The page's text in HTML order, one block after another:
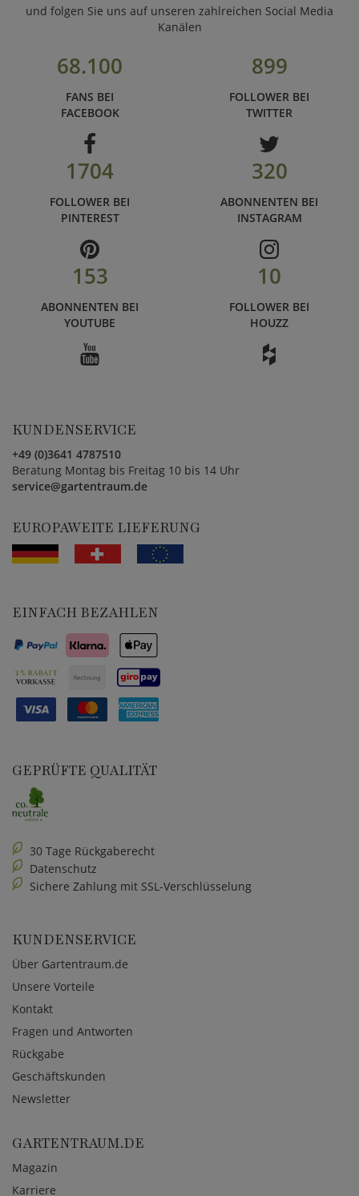
und folgen Sie uns auf unseren zahlreichen Social Media
Kanälen
68.100
FANS BEI
FACEBOOK
899
FOLLOWER BEI
TWITTER
1704
FOLLOWER BEI
PINTEREST
320
ABONNENTEN BEI
INSTAGRAM
153
ABONNENTEN BEI
YOUTUBE
10
FOLLOWER BEI
HOUZZ
KUNDENSERVICE
+49 (0)3641 4787510
Beratung Montag bis Freitag 10 bis 14 Uhr
service@gartentraum.de
EUROPAWEITE LIEFERUNG
EINFACH BEZAHLEN
GEPRÜFTE QUALITÄT
30 Tage Rückgaberecht
Datenschutz
Sichere Zahlung mit SSL-Verschlüsselung
KUNDENSERVICE
Über Gartentraum.de
Unsere Vorteile
Kontakt
Fragen und Antworten
Rückgabe
Geschäftskunden
Newsletter
GARTENTRAUM.DE
Magazin
Karriere